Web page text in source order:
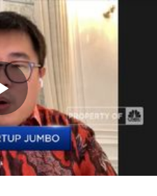
Memutarkan
Video